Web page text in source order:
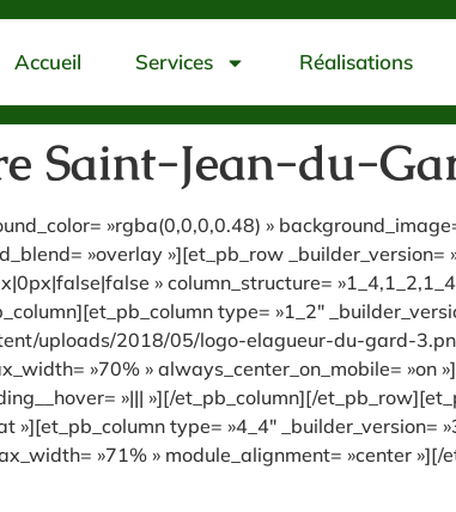
Accueil Services Réalisations
Saint-Jean-du-
»rgba(0,0,0,0.48) »
»overlay »][et_pb_row _builder_version=
» column_structure=
type= »1_2″
uploads/2018/05/logo-elagueur-du-gard-
»70% » always_center_on_mobile= »on
»||| »][/et_pb_column][/
type= »4_4″ _builder_version=
»71% » module_alignment= »center